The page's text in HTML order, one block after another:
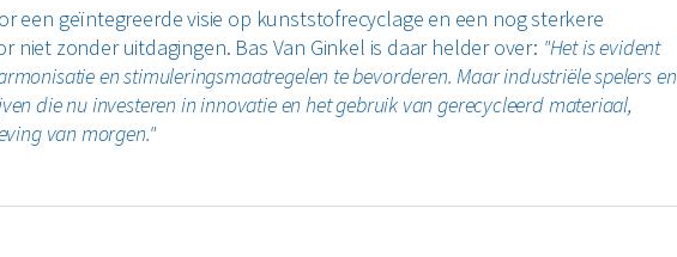
een geïntegreerde visie op kunststofrecyclage en een nog sterkere
niet zonder uitdagingen. Bas Van Ginkel is daar helder over: "Het is evident
en stimuleringsmaatregelen te bevorderen. Maar industriële spelers en
die nu investeren in innovatie en het gebruik van gerecycleerd materiaal,
van morgen."